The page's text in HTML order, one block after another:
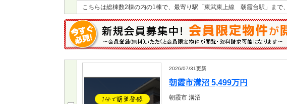
こちらは総棟数2棟の内の1棟で、最寄り駅「東武東上線 朝霞台駅」ま
2026/07/31更新
朝霞市溝沼 5,499万円
朝霞市 溝沼